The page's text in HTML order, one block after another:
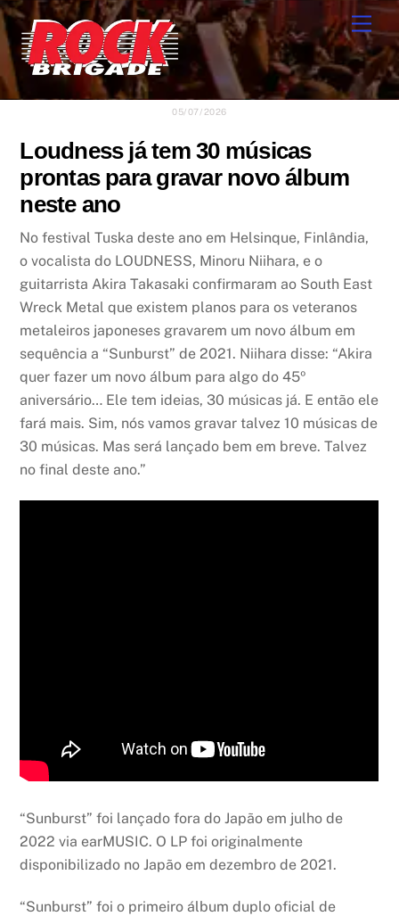
Skip
to
content
05/07/2026
Loudness já tem 30 músicas
prontas para gravar novo álbum
neste ano
No festival Tuska deste ano em Helsinque, Finlândia,
o vocalista do LOUDNESS, Minoru Niihara, e o
guitarrista Akira Takasaki confirmaram ao South East
Wreck Metal que existem planos para os veteranos
metaleiros japoneses gravarem um novo álbum em
sequência a “Sunburst” de 2021. Niihara disse: “Akira
quer fazer um novo álbum para algo do 45º
aniversário… Ele tem ideias, 30 músicas já. E então ele
fará mais. Sim, nós vamos gravar talvez 10 músicas de
30 músicas. Mas será lançado bem em breve. Talvez
no final deste ano.”
“Sunburst” foi lançado fora do Japão em julho de
2022 via earMUSIC. O LP foi originalmente
disponibilizado no Japão em dezembro de 2021.
“Sunburst” foi o primeiro álbum duplo oficial de